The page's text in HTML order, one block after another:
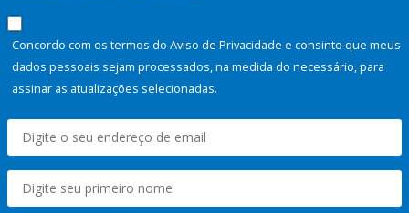
Concordo com os termos do Aviso de Privacidade e consinto que meus
dados pessoais sejam processados, na medida do necessário, para
assinar as atualizações selecionadas.